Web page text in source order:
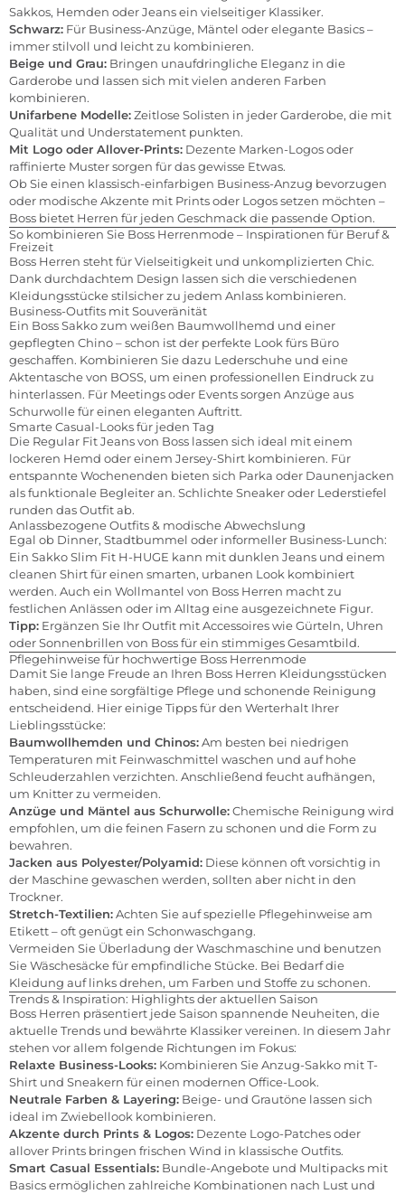
Sakkos, Hemden oder Jeans ein vielseitiger Klassiker.
Schwarz: Für Business-Anzüge, Mäntel oder elegante Basics –
immer stilvoll und leicht zu kombinieren.
Beige und Grau: Bringen unaufdringliche Eleganz in die
Garderobe und lassen sich mit vielen anderen Farben
kombinieren.
Unifarbene Modelle:Zeitlose Solisten in jeder Garderobe, die mit
Qualität und Understatement punkten.
Mit Logo oder Allover-Prints: Dezente Marken-Logos oder
raffinierte Muster sorgen für das gewisse Etwas.
Ob Sie einen klassisch-einfarbigen Business-Anzug bevorzugen
oder modische Akzente mit Prints oder Logos setzen möchten –
Boss bietet Herren für jeden Geschmack die passende Option.
So kombinieren Sie Boss Herrenmode – Inspirationen für Beruf &
Freizeit
Boss Herren steht für Vielseitigkeit und unkomplizierten Chic.
Dank durchdachtem Design lassen sich die verschiedenen
Kleidungsstücke stilsicher zu jedem Anlass kombinieren.
Business-Outfits mit Souveränität
Ein Boss Sakko zum weißen Baumwollhemd und einer
gepflegten Chino – schon ist der perfekte Look fürs Büro
geschaffen. Kombinieren Sie dazu Lederschuhe und eine
Aktentasche von BOSS, um einen professionellen Eindruck zu
hinterlassen. Für Meetings oder Events sorgen Anzüge aus
Schurwolle für einen eleganten Auftritt.
Smarte Casual-Looks für jeden Tag
Die Regular Fit Jeans von Boss lassen sich ideal mit einem
lockeren Hemd oder einem Jersey-Shirt kombinieren. Für
entspannte Wochenenden bieten sich Parka oder Daunenjacken
als funktionale Begleiter an. Schlichte Sneaker oder Lederstiefel
runden das Outfit ab.
Anlassbezogene Outfits & modische Abwechslung
Egal ob Dinner, Stadtbummel oder informeller Business-Lunch:
Ein Sakko Slim Fit H-HUGE kann mit dunklen Jeans und einem
cleanen Shirt für einen smarten, urbanen Look kombiniert
werden. Auch ein Wollmantel von Boss Herren macht zu
festlichen Anlässen oder im Alltag eine ausgezeichnete Figur.
Tipp: Ergänzen Sie Ihr Outfit mit Accessoires wie Gürteln, Uhren
oder Sonnenbrillen von Boss für ein stimmiges Gesamtbild.
Pflegehinweise für hochwertige Boss Herrenmode
Damit Sie lange Freude an Ihren Boss Herren Kleidungsstücken
haben, sind eine sorgfältige Pflege und schonende Reinigung
entscheidend. Hier einige Tipps für den Werterhalt Ihrer
Lieblingsstücke:
Baumwollhemden und Chinos:Am besten bei niedrigen
Temperaturen mit Feinwaschmittel waschen und auf hohe
Schleuderzahlen verzichten. Anschließend feucht aufhängen,
um Knitter zu vermeiden.
Anzüge und Mäntel aus Schurwolle:Chemische Reinigung wird
empfohlen, um die feinen Fasern zu schonen und die Form zu
bewahren.
Jacken aus Polyester/Polyamid: Diese können oft vorsichtig in
der Maschine gewaschen werden, sollten aber nicht in den
Trockner.
Stretch-Textilien:Achten Sie auf spezielle Pflegehinweise am
Etikett – oft genügt ein Schonwaschgang.
Vermeiden Sie Überladung der Waschmaschine und benutzen
Sie Wäschesäcke für empfindliche Stücke. Bei Bedarf die
Kleidung auf links drehen, um Farben und Stoffe zu schonen.
Trends & Inspiration: Highlights der aktuellen Saison
Boss Herren präsentiert jede Saison spannende Neuheiten, die
aktuelle Trends und bewährte Klassiker vereinen. In diesem Jahr
stehen vor allem folgende Richtungen im Fokus:
Relaxte Business-Looks: Kombinieren Sie Anzug-Sakko mit T-
Shirt und Sneakern für einen modernen Office-Look.
Neutrale Farben & Layering: Beige- und Grautöne lassen sich
ideal im Zwiebellook kombinieren.
Akzente durch Prints & Logos: Dezente Logo-Patches oder
allover Prints bringen frischen Wind in klassische Outfits.
Smart Casual Essentials: Bundle-Angebote und Multipacks mit
Basics ermöglichen zahlreiche Kombinationen nach Lust und